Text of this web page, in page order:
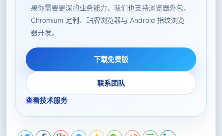
果你需要更深的业务能力，我们也支持浏览器外包、
Chromium 定制、贴牌浏览器与 Android 指纹浏览
器开发。
下载免费版
联系团队
查看技术服务